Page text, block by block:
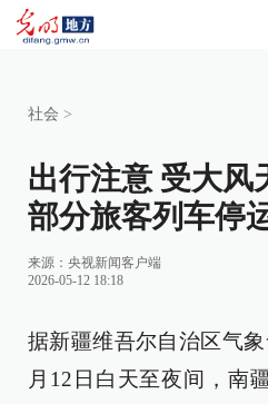
社会 >
出行注意 受大风
部分旅客列车停
来源： 央视新闻客户端
2026-05-12 18:18
据新疆维吾尔自治区气
月12日白天至夜间，南